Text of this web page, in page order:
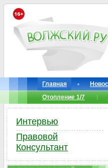
Главная
Отопление 1/7
Интервью
Правовой
Консультант